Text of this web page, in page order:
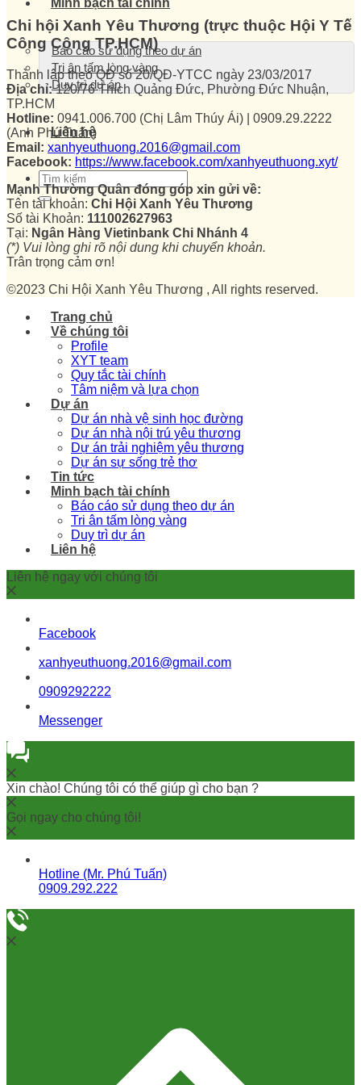
Minh bạch tài chính
Báo cáo sử dụng theo dự án
Tri ân tấm lòng vàng
Duy trì dự án
Liên hệ
Chi hội Xanh Yêu Thương (trực thuộc Hội Y Tế
Công Cộng TP.HCM)
Thành lập theo QĐ số 20/QĐ-YTCC ngày 23/03/2017
Địa chỉ:120/76 Thích Quảng Đức, Phường Đức Nhuận,
TP.HCM
Hotline: 0941.006.700 (Chị Lâm Thúy Ái) | 0909.29.2222
(Anh Phú Tuấn)
Email: xanhyeuthuong.2016@gmail.com
Facebook: https://www.facebook.com/xanhyeuthuong.xyt/
Mạnh Thường Quân đóng góp xin gửi về:
Tên tài khoản: Chi Hội Xanh Yêu Thương
Số tài Khoản: 111002627963
Tại: Ngân Hàng Vietinbank Chi Nhánh 4
(*) Vui lòng ghi rõ nội dung khi chuyển khoản.
Trân trọng cảm ơn!
©2023 Chi Hội Xanh Yêu Thương , All rights reserved.
Trang chủ
Về chúng tôi
Profile
XYT team
Quy tắc tài chính
Tâm niệm và lựa chọn
Dự án
Dự án nhà vệ sinh học đường
Dự án nhà nội trú yêu thương
Dự án trải nghiệm yêu thương
Dự án sự sống trẻ thơ
Tin tức
Minh bạch tài chính
Báo cáo sử dụng theo dự án
Tri ân tấm lòng vàng
Duy trì dự án
Liên hệ
Liên hệ ngay với chúng tôi
Facebook
xanhyeuthuong.2016@gmail.com
0909292222
Messenger
Xin chào! Chúng tôi có thể giúp gì cho bạn ?
Gọi ngay cho chúng tôi!
Hotline (Mr. Phú Tuấn)
0909.292.222